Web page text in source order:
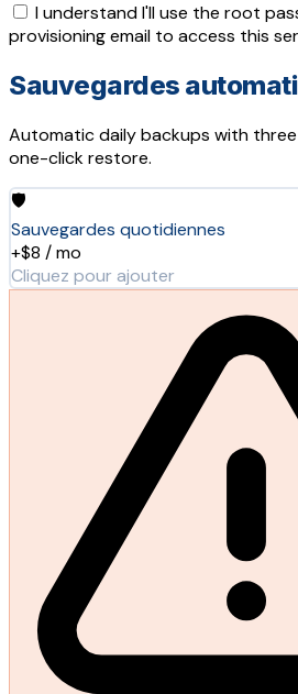
I understand I'll use the root
provisioning email to access this
Sauvegardes
Automatic daily backups with
one-click restore.
🛡️
Sauvegardes quotidiennes
+$8 / mo
Cliquez pour ajouter